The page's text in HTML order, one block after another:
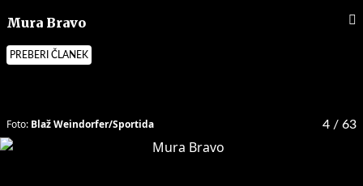
Mura Bravo
PREBERI ČLANEK
4 / 63
Foto: Blaž Weindorfer/Sportida